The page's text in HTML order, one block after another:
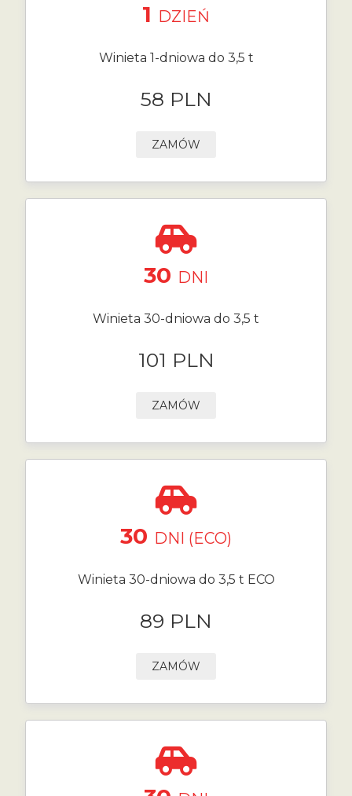
1 DZIEŃ
Winieta 1-dniowa do 3,5 t
58 PLN
ZAMÓW
30 DNI
Winieta 30-dniowa do 3,5 t
101 PLN
ZAMÓW
30 DNI (ECO)
Winieta 30-dniowa do 3,5 t ECO
89 PLN
ZAMÓW